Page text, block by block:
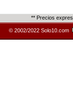
** Precios
© 2002/2022 Solo10.com